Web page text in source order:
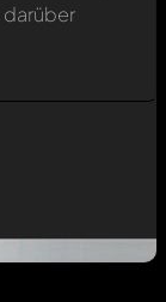
darüber